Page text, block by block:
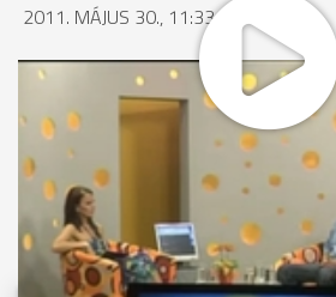
2011. MÁJUS 30., 11:33
MEGOSZTÁS